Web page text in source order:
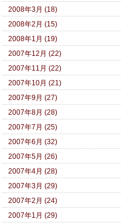
2008年3月 (18)
2008年2月 (15)
2008年1月 (19)
2007年12月 (22)
2007年11月 (22)
2007年10月 (21)
2007年9月 (27)
2007年8月 (28)
2007年7月 (25)
2007年6月 (32)
2007年5月 (26)
2007年4月 (28)
2007年3月 (29)
2007年2月 (24)
2007年1月 (29)